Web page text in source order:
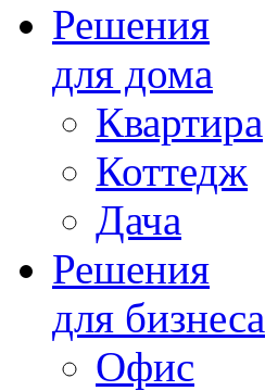
Решения
для дома
Квартира
Коттедж
Дача
Решения
для бизнеса
Офис